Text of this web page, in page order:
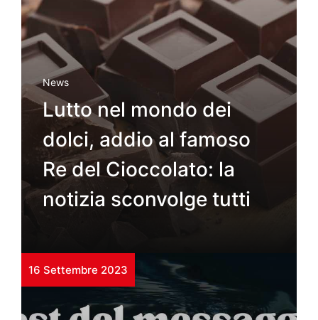
News
Lutto nel mondo dei
dolci, addio al famoso
Re del Cioccolato: la
notizia sconvolge tutti
16 Settembre 2023